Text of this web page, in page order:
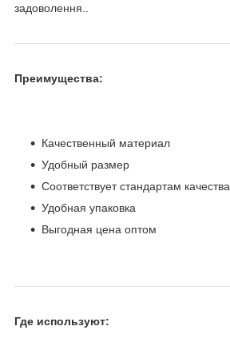
задоволення..
Преимущества:
Качественный материал
Удобный размер
Соответствует стандартам качества
Удобная упаковка
Выгодная цена оптом
Где используют: